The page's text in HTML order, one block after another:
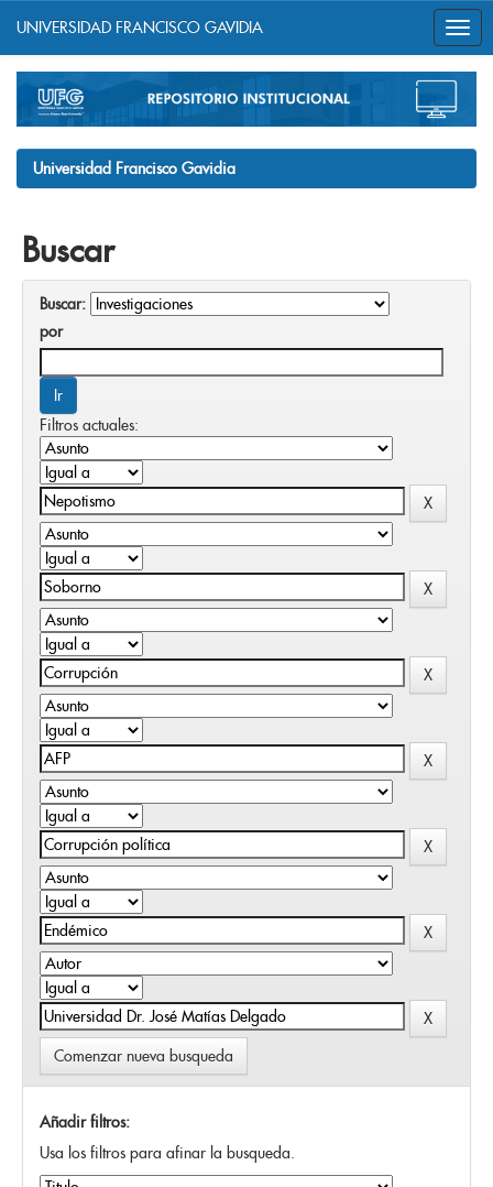
navigation
UNIVERSIDAD FRANCISCO GAVIDIA
Universidad Francisco Gavidia
Buscar
Buscar:
por
Filtros actuales:
Comenzar nueva busqueda
Añadir filtros:
Usa los filtros para afinar la busqueda.